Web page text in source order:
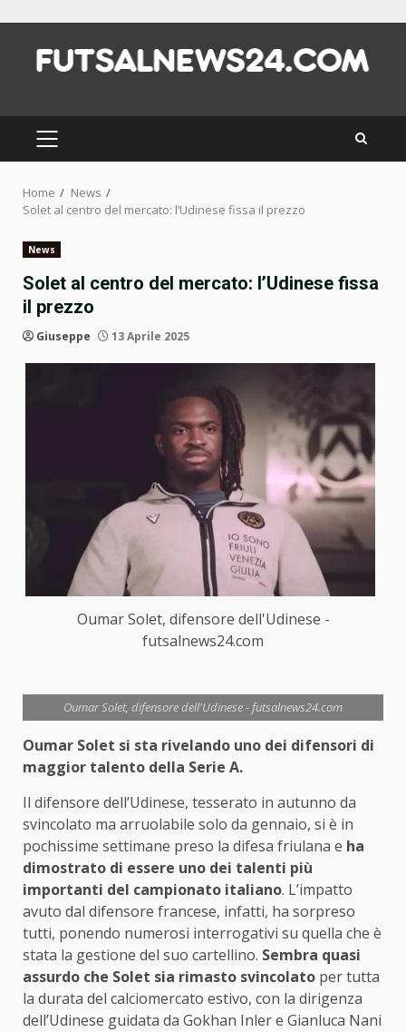
content
PRIMARY
MENU
Home
News
Solet al centro del mercato: l’Udinese fissa il prezzo
News
Solet al centro del mercato: l’Udinese fissa
il prezzo
Giuseppe 13 Aprile 2025
Oumar Solet, difensore dell'Udinese -
futsalnews24.com
Oumar Solet, difensore dell'Udinese - futsalnews24.com
Oumar Solet si sta rivelando uno dei difensori di
maggior talento della Serie A.
Il difensore dell’Udinese, tesserato in autunno da
svincolato ma arruolabile solo da gennaio, si è in
pochissime settimane preso la difesa friulana e ha
dimostrato di essere uno dei talenti più
importanti del campionato italiano. L’impatto
avuto dal difensore francese, infatti, ha sorpreso
tutti, ponendo numerosi interrogativi su quella che è
stata la gestione del suo cartellino. Sembra quasi
assurdo che Solet sia rimasto svincolato per tutta
la durata del calciomercato estivo, con la dirigenza
dell’Udinese guidata da Gokhan Inler e Gianluca Nani